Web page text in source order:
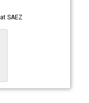
atSAEZ